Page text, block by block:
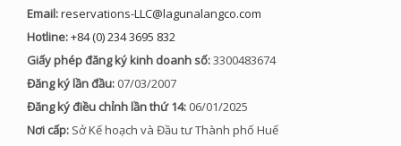
Email:reservations-LLC@lagunalangco.com
Hotline:+84 (0) 234 3695 832
Giấy phép đăng ký kinh doanh số:3300483674
Đăng ký lần đầu: 07/03/2007
Đăng ký điều chỉnh lần thứ 14: 06/01/2025
Nơi cấp: Sở Kế hoạch và Đầu tư Thành phố Huế